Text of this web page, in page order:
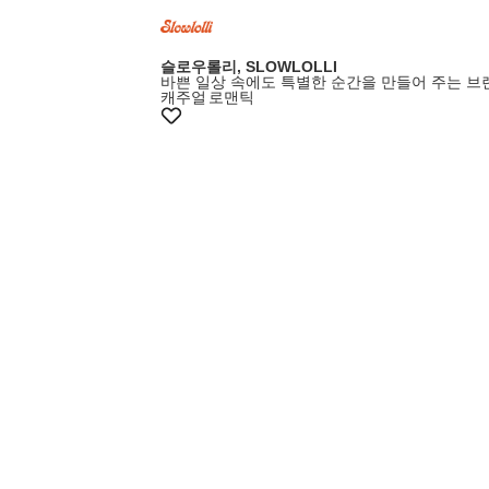
슬로우롤리, SLOWLOLLI
바쁜 일상 속에도 특별한 순간을 만들어 주는 브
캐주얼 로맨틱